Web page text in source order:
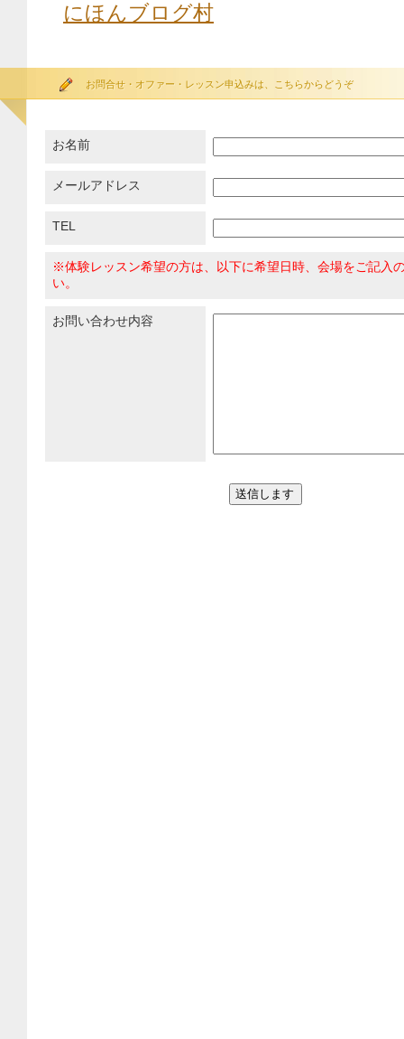
にほんブログ村
お問合せ・オファー・レッスン申込みは、こちらからどうぞ
お名前
メールアドレス
TEL
※体験レッスン希望の方は、以下に希望日時、会場をご記入
い。
お問い合わせ内容